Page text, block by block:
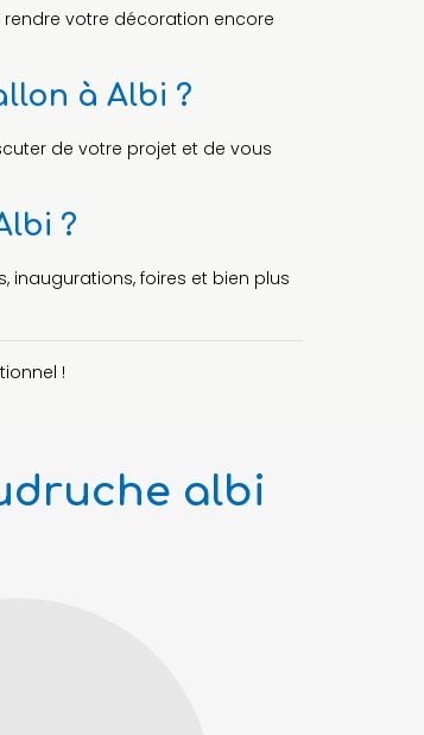
rendre votre décoration encore
à Albi ?
de votre projet et de vous
?
inaugurations, foires et bien plus
!
albi